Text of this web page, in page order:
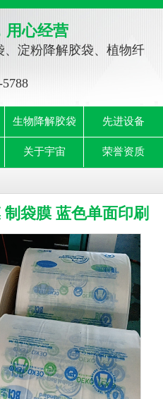
用心经营
、淀粉降解胶袋、植物纤
生物降解胶袋 先进设备
关于宇宙 荣誉资质
袋膜 蓝色单面印刷